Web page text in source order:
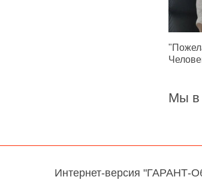
Мы в
Интернет-версия "ГАРАНТ-